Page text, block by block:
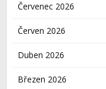
Červenec 2026
Červen 2026
Duben 2026
Březen 2026